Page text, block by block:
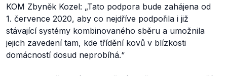
KOM Zbyněk Kozel: „Tato podpora bude zahájena od
1. července 2020, aby co nejdříve podpořila i již
stávající systémy kombinovaného sběru a umožnila
jejich zavedení tam, kde třídění kovů v blízkosti
domácností dosud neprobíhá.“